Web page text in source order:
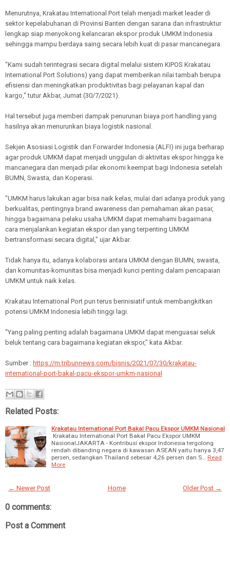
Menurutnya, Krakatau International Port telah menjadi market leader di
sektor kepelabuhanan di Provinsi Banten dengan sarana dan infrastruktur
lengkap siap menyokong kelancaran ekspor produk UMKM Indonesia
sehingga mampu berdaya saing secara lebih kuat di pasar mancanegara.
"Kami sudah terintegrasi secara digital melalui sistem KIPOS Krakatau
International Port Solutions) yang dapat memberikan nilai tambah berupa
efisiensi dan meningkatkan produktivitas bagi pelayanan kapal dan
kargo," tutur Akbar, Jumat (30/7/2021).
Hal tersebut juga memberi dampak penurunan biaya port handling yang
hasilnya akan menurunkan biaya logistik nasional.
Sekjen Asosiasi Logistik dan Forwarder Indonesia (ALFI) ini juga berharap
agar produk UMKM dapat menjadi unggulan di aktivitas ekspor hingga ke
mancanegara dan menjadi pilar ekonomi keempat bagi Indonesia setelah
BUMN, Swasta, dan Koperasi.
"UMKM harus lakukan agar bisa naik kelas, mulai dari adanya produk yang
berkualitas, pentingnya brand awareness dan pemahaman akan pasar,
hingga bagaimana pelaku usaha UMKM dapat memahami bagaimana
cara menjalankan kegiatan ekspor dan yang terpenting UMKM
bertransformasi secara digital," ujar Akbar.
Tidak hanya itu, adanya kolaborasi antara UMKM dengan BUMN, swasta,
dan komunitas-komunitas bisa menjadi kunci penting dalam pencapaian
UMKM untuk naik kelas.
Krakatau International Port pun terus berinisiatif untuk membangkitkan
potensi UMKM Indonesia lebih tinggi lagi.
"Yang paling penting adalah bagaimana UMKM dapat menguasai seluk
beluk tentang cara bagaimana kegiatan ekspor,” kata Akbar.
Sumber : https://m.tribunnews.com/bisnis/2021/07/30/krakatau-
international-port-bakal-pacu-ekspor-umkm-nasional
Related Posts:
Krakatau International Port Bakal Pacu Ekspor UMKM Nasional
Krakatau International Port Bakal Pacu Ekspor UMKM
NasionalJAKARTA - Kontribusi ekspor Indonesia tergolong
rendah dibanding negara di kawasan ASEAN yaitu hanya 3,47
persen, sedangkan Thailand sebesar 4,26 persen dan S…
Read
More
← Newer Post Older Post →
Home
0 comments:
Post a Comment